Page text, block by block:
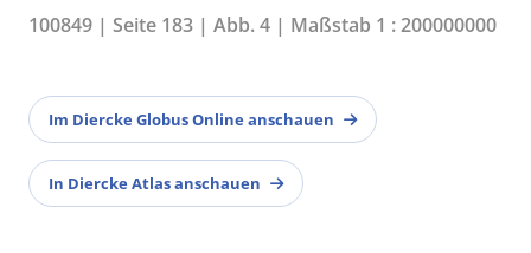
100849 | Seite 183 | Abb. 4 | Maßstab 1 : 200000000
Im Diercke Globus Online anschauen
In Diercke Atlas anschauen